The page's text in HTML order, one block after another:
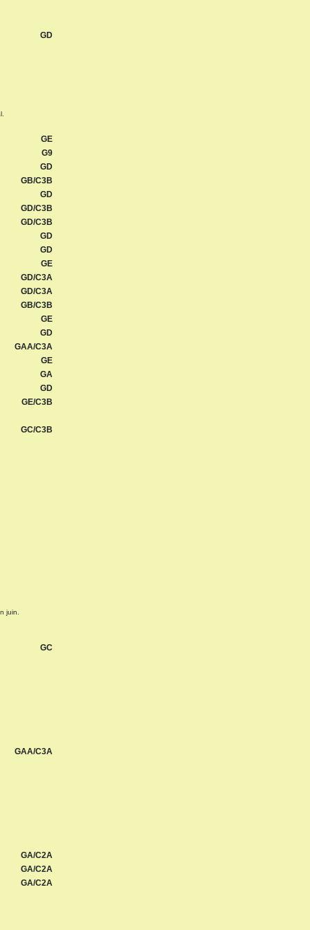
GD
GE
G9
GD
GB/C3B
GD
GD/C3B
GD/C3B
GD
GD
GE
GD/C3A
GD/C3A
GB/C3B
GE
GD
GAA/C3A
GE
GA
GD
GE/C3B
GC/C3B
juin.
GC
GAA/C3A
GA/C2A
GA/C2A
GA/C2A